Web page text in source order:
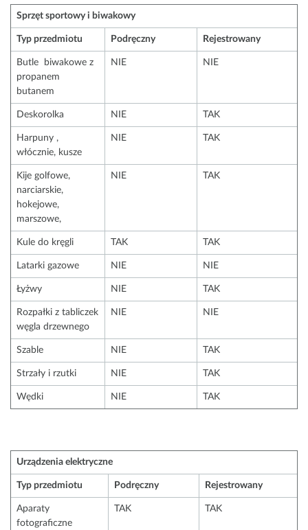
Sprzęt sportowy i biwakowy
Typ przedmiotu Podręczny Rejestrowany
Butle biwakowe z
propanem
butanem
NIE NIE
Deskorolka NIE TAK
Harpuny ,
włócznie, kusze
NIE TAK
Kije golfowe,
narciarskie,
hokejowe,
marszowe,
NIE TAK
Kule do kręgli TAK TAK
Latarki gazowe NIE NIE
Łyżwy NIE TAK
Rozpałki z tabliczek
węgla drzewnego
NIE NIE
Szable NIE TAK
Strzały i rzutki NIE TAK
Wędki NIE TAK
Urządzenia elektryczne
Typ przedmiotu Podręczny Rejestrowany
Aparaty
fotograficzne
TAK TAK